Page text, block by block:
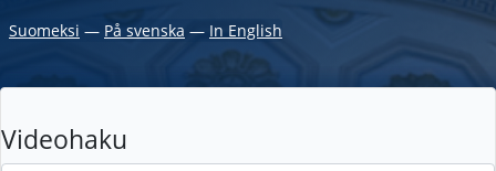
Suomeksi ― På svenska ― In English
Videohaku